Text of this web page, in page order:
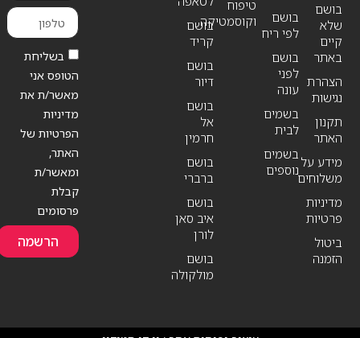
בושם
שלא
קיים
באתר
הצהרת
נגישות
תקנון
האתר
מידע על
משלוחים
מדיניות
פרטיות
ביטול
הזמנה
טיפוח
וקוסמטיקה
בושם
לפי ריח
בושם
לפני
עונה
בשמים
לבית
בשמים
נוספים
בושם
קריד
בושם
דיור
בושם
אל
חרמין
בושם
ברברי
בושם
איב סאן
לורן
בושם
מולקולה
בשליחת
הטופס אני
מאשר/ת את
מדיניות
הפרטיות של
האתר,
ומאשר/ת
קבלת
פרסומים
הרשמה